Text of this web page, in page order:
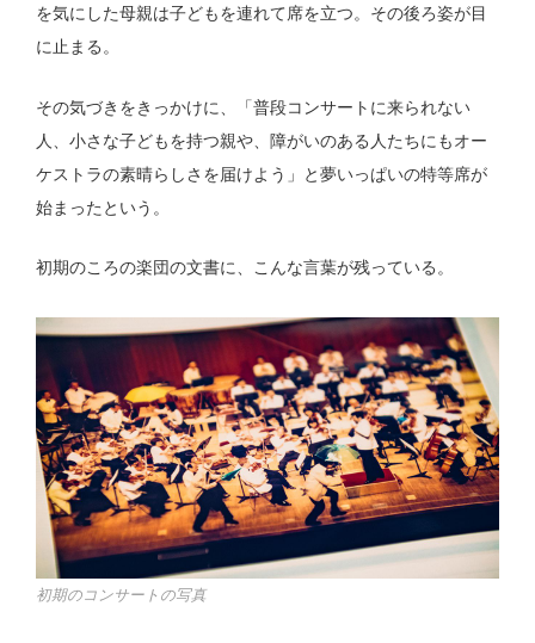
を気にした母親は子どもを連れて席を立つ。その後ろ姿が目
に止まる。
その気づきをきっかけに、「普段コンサートに来られない
人、小さな子どもを持つ親や、障がいのある人たちにもオー
ケストラの素晴らしさを届けよう」と夢いっぱいの特等席が
始まったという。
初期のころの楽団の文書に、こんな言葉が残っている。
初期のコンサートの写真